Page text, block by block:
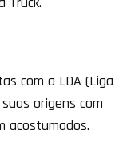
com a LDA (Liga
origens com
acostumados.